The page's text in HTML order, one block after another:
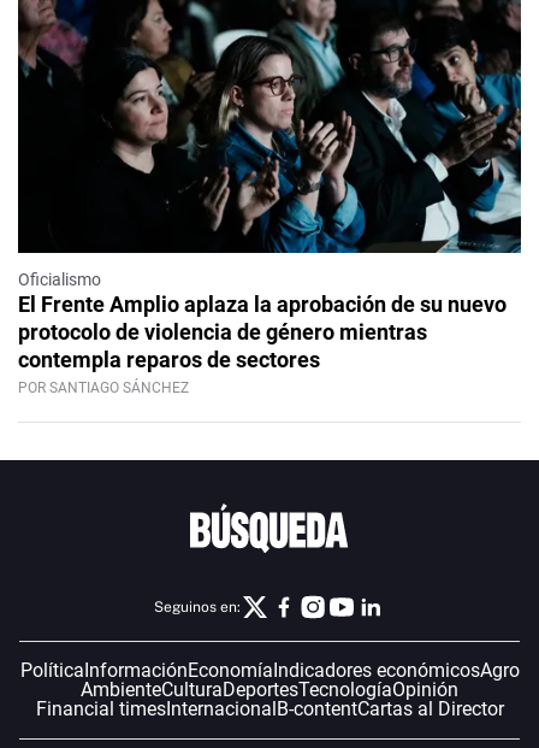
Oficialismo
El Frente Amplio aplaza la aprobación de su nuevo
protocolo de violencia de género mientras
contempla reparos de sectores
POR SANTIAGO SÁNCHEZ
Seguinos en:
PolíticaInformaciónEconomíaIndicadores económicosAgro
AmbienteCulturaDeportesTecnologíaOpinión
Financial timesInternacionalB-contentCartas al Director